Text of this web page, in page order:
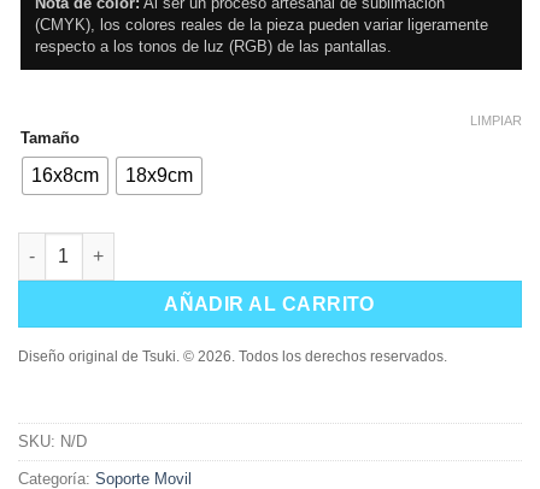
(CMYK), los colores reales de la pieza pueden variar ligeramente
respecto a los tonos de luz (RGB) de las pantallas.
Tamaño
16x8cm 18x9cm
LIMPIAR
Soporte Luffy Angry cantidad
AÑADIR AL CARRITO
Diseño original de Tsuki. © 2026. Todos los derechos reservados.
SKU: N/D
Categoría: Soporte Movil